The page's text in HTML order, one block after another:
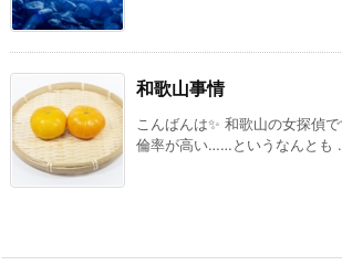
和歌山事情
こんばんは✨ 和歌山の女探偵
倫率が高い……というなんとも